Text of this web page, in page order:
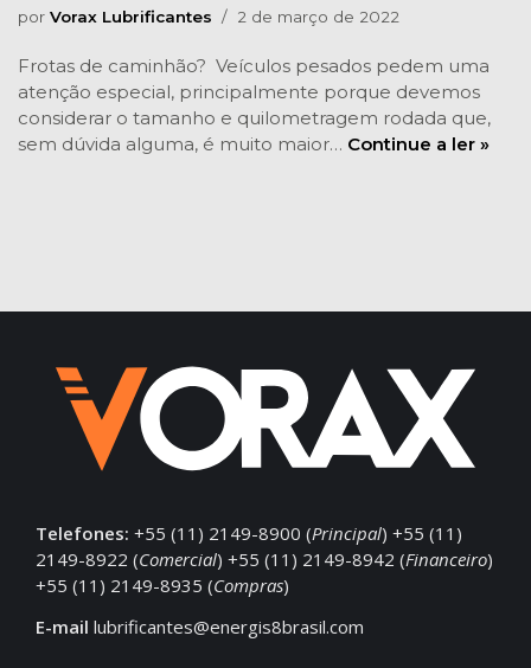
por Vorax Lubrificantes 2 de março de 2022
Frotas de caminhão? Veículos pesados pedem uma
atenção especial, principalmente porque devemos
considerar o tamanho e quilometragem rodada que,
sem dúvida alguma, é muito maior… Continue a ler »
Telefones: +55 (11) 2149-8900 (Principal) +55 (11)
2149-8922 (Comercial) +55 (11) 2149-8942 (Financeiro)
+55 (11) 2149-8935 (Compras)
E-mail lubrificantes@energis8brasil.com